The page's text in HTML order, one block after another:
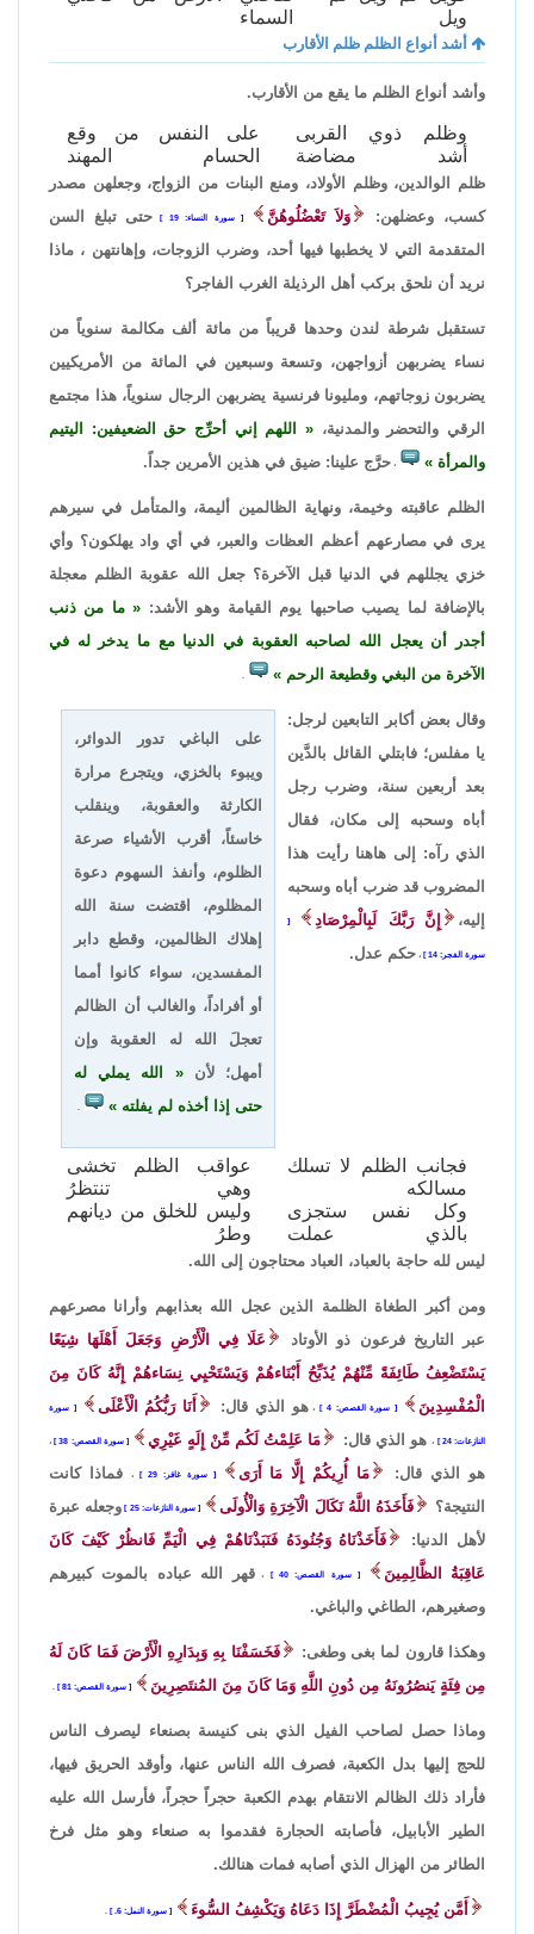
ويل
السماء
أشد أنواع الظلم ظلم الأقارب
وأشد أنواع الظلم ما يقع من الأقارب.
وظلم ذوي القربى
أشد مضاضة
على النفس من وقع
الحسام المهند
ظلم الوالدين، وظلم الأولاد، ومنع البنات من الزواج، وجعلهن مصدر
كسب، وعضلهن:
وَلاَ تَعْضُلُوهُنَّ سورة النساء: 19
حتى تبلغ السن
المتقدمة التي لا يخطبها فيها أحد، وضرب الزوجات، وإهانتهن ، ماذا
نريد أن نلحق بركب أهل الرذيلة الغرب الفاجر؟
تستقبل شرطة لندن وحدها قريباً من مائة ألف مكالمة سنوياً من
نساء يضربهن أزواجهن، وتسعة وسبعين في المائة من الأمريكيين
يضربون زوجاتهم، ومليونا فرنسية يضربهن الرجال سنوياً، هذا مجتمع
الرقي والتحضر والمدنية،
اللهم إني أحرِّج حق الضعيفين: اليتيم
والمرأة
، حرَّج علينا: ضيق في هذين الأمرين جداً.
الظلم عاقبته وخيمة، ونهاية الظالمين أليمة، والمتأمل في سيرهم
يرى في مصارعهم أعظم العظات والعبر، في أي واد يهلكون؟ وأي
خزي يجللهم في الدنيا قبل الآخرة؟ جعل الله عقوبة الظلم معجلة
بالإضافة لما يصيب صاحبها يوم القيامة وهو الأشد:
ما من ذنب
أجدر أن يعجل الله لصاحبه العقوبة في الدنيا مع ما يدخر له في
الآخرة من البغي وقطيعة الرحم
على الباغي تدور الدوائر،
ويبوء بالخزي، ويتجرع مرارة
الكارثة والعقوبة، وينقلب
خاسئاً، أقرب الأشياء صرعة
الظلوم، وأنفذ السهوم دعوة
المظلوم، اقتضت سنة الله
إهلاك الظالمين، وقطع دابر
المفسدين، سواء كانوا أمما
أو أفراداً، والغالب أن الظالم
تعجلَ الله له العقوبة وإن
أمهل؛ لأن
الله يملي له
حتى إذا أخذه لم يفلته
وقال بعض أكابر التابعين لرجل:
يا مفلس؛ فابتلي القائل بالدَّين
بعد أربعين سنة، وضرب رجل
أباه وسحبه إلى مكان، فقال
الذي رآه: إلى هاهنا رأيت هذا
المضروب قد ضرب أباه وسحبه
إليه،
إِنَّ رَبَّكَ لَبِالْمِرْصَادِ
سورة الفجر: 14 ، حكم عدل.
فجانب الظلم لا تسلك
مسالكه
عواقب الظلم تخشى
وهي تنتظرُ
وكل نفس ستجزى
بالذي عملت
وليس للخلق من ديانهم
وطرُ
ليس لله حاجة بالعباد، العباد محتاجون إلى الله.
ومن أكبر الطغاة الظلمة الذين عجل الله بعذابهم وأرانا مصرعهم
عبر التاريخ فرعون ذو الأوتاد
عَلَا فِي الْأَرْضِ وَجَعَلَ أَهْلَهَا شِيَعًا
يَسْتَضْعِفُ طَائِفَةً مِّنْهُمْ يُذَبِّحُ أَبْنَاءهُمْ وَيَسْتَحْيِي نِسَاءهُمْ إِنَّهُ كَانَ مِنَ
الْمُفْسِدِينَ
سورة القصص: 4 ،هو الذي قال: أَنَا رَبُّكُمُ الْأَعْلَى سورة
النازعات: 24 ،هو الذي قال: مَا عَلِمْتُ لَكُم مِّنْ إِلَهٍ غَيْرِي سورة القصص: 38 ،
هو الذي قال: مَا أُرِيكُمْ إِلَّا مَا أَرَى سورة غافر: 29 ،
فماذا كانت
النتيجة؟
فَأَخَذَهُ اللَّهُ نَكَالَ الْآخِرَةِ وَالْأُولَى سورة النازعات: 25
وجعله عبرة
لأهل الدنيا:
فَأَخَذْنَاهُ وَجُنُودَهُ فَنَبَذْنَاهُمْ فِي الْيَمِّ فَانظُرْ كَيْفَ كَانَ
عَاقِبَةُ الظَّالِمِينَ
سورة القصص: 40 ،قهر الله عباده بالموت كبيرهم
وصغيرهم، الطاغي والباغي.
وهكذا قارون لما بغى وطغى:
فَخَسَفْنَا بِهِ وَبِدَارِهِ الْأَرْضَ فَمَا كَانَ لَهُ
مِن فِئَةٍ يَنصُرُونَهُ مِن دُونِ اللَّهِ وَمَا كَانَ مِنَ المُنتَصِرِينَ
سورة القصص: 81
وماذا حصل لصاحب الفيل الذي بنى كنيسة بصنعاء ليصرف الناس
للحج إليها بدل الكعبة، فصرف الله الناس عنها، وأوقد الحريق فيها،
فأراد ذلك الظالم الانتقام بهدم الكعبة حجراً حجراً، فأرسل الله عليه
الطير الأبابيل، فأصابته الحجارة فقدموا به صنعاء وهو مثل فرخ
الطائر من الهزال الذي أصابه فمات هنالك.
أَمَّن يُجِيبُ الْمُضْطَرَّ إِذَا دَعَاهُ وَيَكْشِفُ السُّوءَ سورة النمل: 6.